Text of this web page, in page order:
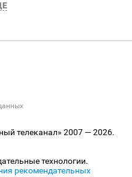
телеканал» 2007 — 2026.
технологии.
рекомендательных